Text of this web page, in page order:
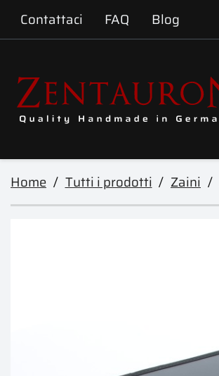
Contattaci FAQ Blog
Home Tutti i prodotti Zaini